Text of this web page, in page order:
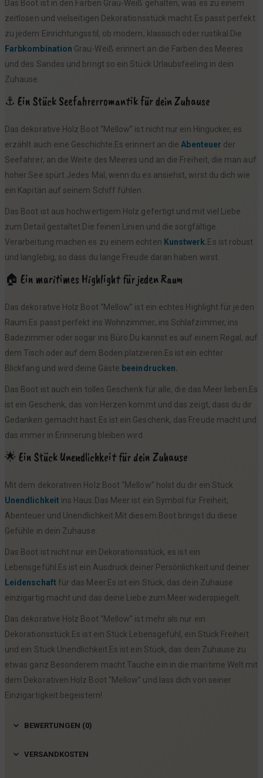
Das Boot ist in den Farben Grau-Weiß gehalten, was es zu einem
zeitlosen und vielseitigen Dekorationsstück macht.Es passt perfekt
zu jedem Einrichtungsstil, ob modern, klassisch oder rustikal.Die
Farbkombination Grau-Weiß erinnert an die Farben des Meeres
und des Sandes und bringt so ein Stück Urlaubsfeeling in dein
Zuhause.
⚓ Ein Stück Seefahrerromantik für dein Zuhause
Das dekorative Holz Boot “Mellow” ist nicht nur ein Hingucker, es
erzählt auch eine Geschichte.Es erinnert an die Abenteuer der
Seefahrer, an die Weite des Meeres und an die Freiheit, die man auf
hoher See spürt.Jedes Mal, wenn du es ansiehst, wirst du dich wie
ein Kapitän auf seinem Schiff fühlen.
Das Boot ist aus hochwertigem Holz gefertigt und mit viel Liebe
zum Detail gestaltet.Die feinen Linien und die sorgfältige
Verarbeitung machen es zu einem echten Kunstwerk.Es ist robust
und langlebig, so dass du lange Freude daran haben wirst.
🏠 Ein maritimes Highlight für jeden Raum
Das dekorative Holz Boot “Mellow” ist ein echtes Highlight für jeden
Raum.Es passt perfekt ins Wohnzimmer, ins Schlafzimmer, ins
Badezimmer oder sogar ins Büro.Du kannst es auf einem Regal, auf
dem Tisch oder auf dem Boden platzieren.Es ist ein echter
Blickfang und wird deine Gäste beeindrucken.
Das Boot ist auch ein tolles Geschenk für alle, die das Meer lieben.Es
ist ein Geschenk, das von Herzen kommt und das zeigt, dass du dir
Gedanken gemacht hast.Es ist ein Geschenk, das Freude macht und
das immer in Erinnerung bleiben wird.
🌟 Ein Stück Unendlichkeit für dein Zuhause
Mit dem dekorativen Holz Boot “Mellow” holst du dir ein Stück
Unendlichkeit ins Haus.Das Meer ist ein Symbol für Freiheit,
Abenteuer und Unendlichkeit.Mit diesem Boot bringst du diese
Gefühle in dein Zuhause.
Das Boot ist nicht nur ein Dekorationsstück, es ist ein
Lebensgefühl.Es ist ein Ausdruck deiner Persönlichkeit und deiner
Leidenschaft für das Meer.Es ist ein Stück, das dein Zuhause
einzigartig macht und das deine Liebe zum Meer widerspiegelt.
Das dekorative Holz Boot “Mellow” ist mehr als nur ein
Dekorationsstück.Es ist ein Stück Lebensgefühl, ein Stück Freiheit
und ein Stück Unendlichkeit.Es ist ein Stück, das dein Zuhause zu
etwas ganz Besonderem macht.Tauche ein in die maritime Welt mit
dem Dekorativen Holz Boot “Mellow” und lass dich von seiner
Einzigartigkeit begeistern!
BEWERTUNGEN (0)
VERSANDKOSTEN